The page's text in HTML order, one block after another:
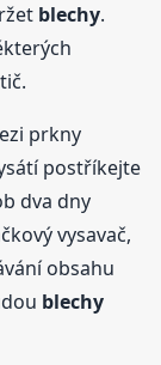
blechy.
prkny
postříkejte
dva dny
vysavač,
obsahu
blechy